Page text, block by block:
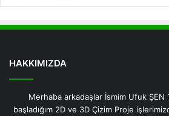
HAKKIMIZDA
Merhaba arkadaşlar İsmim Ufuk ŞEN
başladığım 2D ve 3D Çizim Proje